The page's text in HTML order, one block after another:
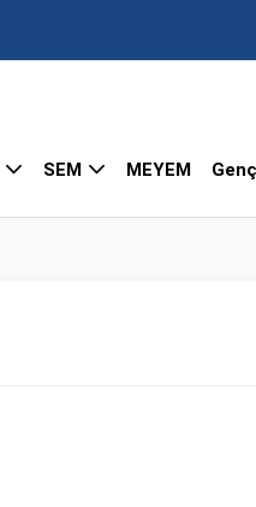
SEM MEYEM